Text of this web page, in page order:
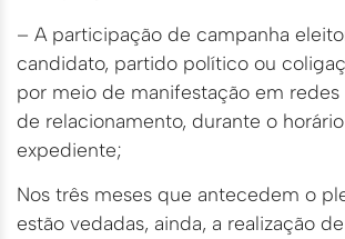
– A participação de campanha
candidato, partido político ou
por meio de manifestação em redes
de relacionamento, durante o
expediente;
Nos três meses que antecedem o
estão vedadas, ainda, a realização